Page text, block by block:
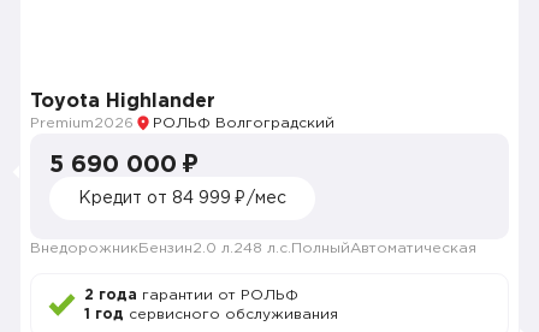
Toyota Highlander
Premium2026 РОЛЬФ Волгоградский
5 690 000 ₽
Кредит от 84 999 ₽/мес
Внедорожник Бензин2.0 л. 248 л.с. ПолныйАвтоматическая
2 года гарантии от РОЛЬФ
1 год сервисного обслуживания